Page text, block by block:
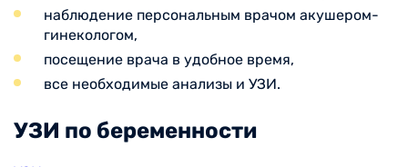
наблюдение персональным врачом акушером-
гинекологом,
посещение врача в удобное время,
все необходимые анализы и УЗИ.
УЗИ по беременности